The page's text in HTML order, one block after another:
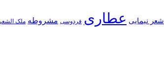
شعر نیمایی عطاری فردوسی مشروطه ملک الشعرا